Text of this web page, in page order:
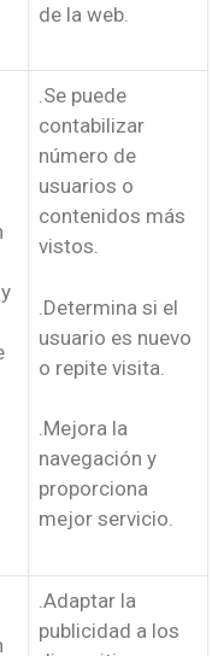
de la web.
.Se puede
contabilizar
número de
usuarios o
contenidos más
vistos.
.Determina si el
usuario es nuevo
o repite visita.
.Mejora la
navegación y
proporciona
mejor servicio.
.Adaptar la
publicidad a los